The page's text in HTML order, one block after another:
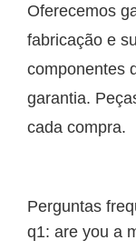
Oferecemos
fabricação e
componentes
garantia.
cada compra.
Perguntas
q1: are you a